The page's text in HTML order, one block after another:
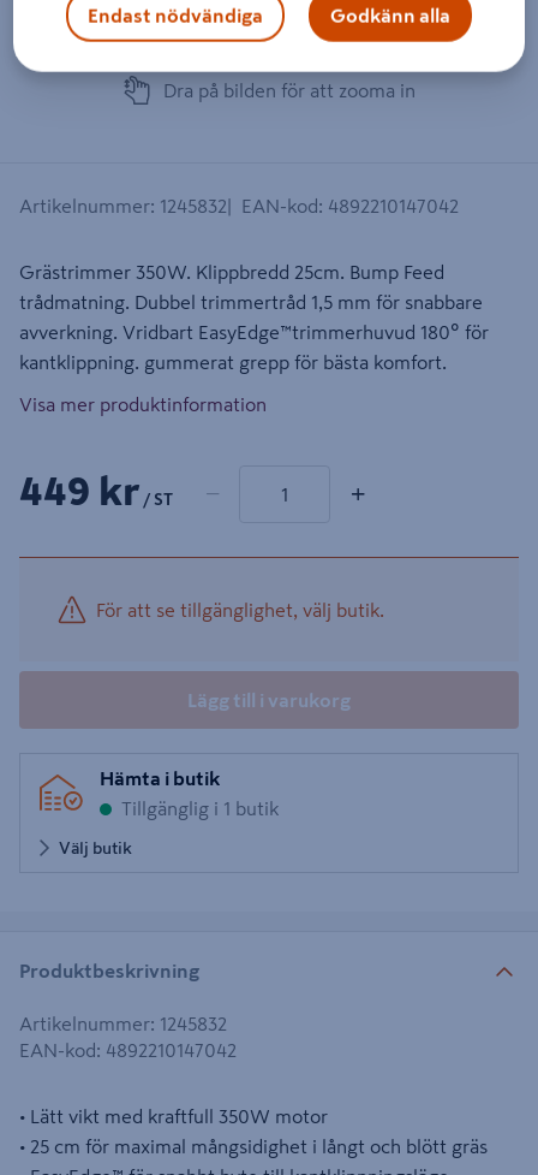
Dra på bilden för att zooma in
Artikelnummer: 1245832 EAN-kod: 4892210147042
Grästrimmer 350W. Klippbredd 25cm. Bump Feed
trådmatning. Dubbel trimmertråd 1,5 mm för snabbare
avverkning. Vridbart EasyEdge™trimmerhuvud 180º för
kantklippning. gummerat grepp för bästa komfort.
Visa mer produktinformation
449 kr / ST − +
För att se tillgänglighet, välj butik.
Lägg till i varukorg
Hämta i butik
Tillgänglig i 1 butik
Välj butik
Produktbeskrivning
Artikelnummer: 1245832
EAN-kod: 4892210147042
• Lätt vikt med kraftfull 350W motor
• 25 cm för maximal mångsidighet i långt och blött gräs
Endast nödvändiga Godkänn alla